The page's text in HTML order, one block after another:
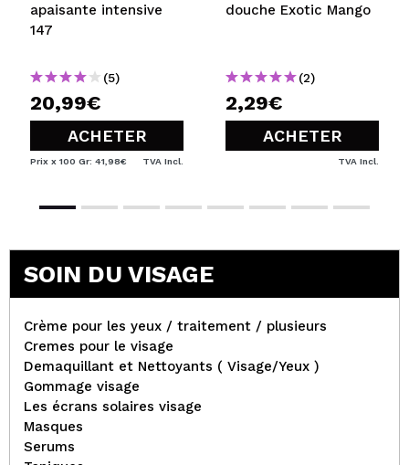
apaisante intensive
147
(5)
20,99€
ACHETER
Prix x 100 Gr: 41,98€ TVA Incl.
douche Exotic Mango
(2)
2,29€
ACHETER
TVA Incl.
SOIN DU VISAGE
Crème pour les yeux / traitement / plusieurs
Cremes pour le visage
Demaquillant et Nettoyants ( Visage/Yeux )
Gommage visage
Les écrans solaires visage
Masques
Serums